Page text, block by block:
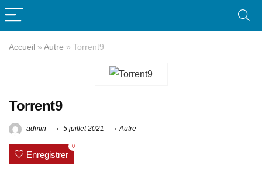
Accueil » Autre » Torrent9
Torrent9
admin 5 juillet 2021 Autre
Enregistrer
0